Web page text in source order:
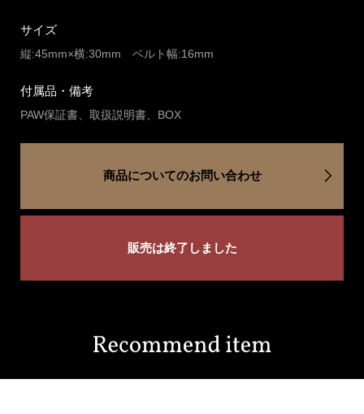
サイズ
縦:45mm×横:30mm ベルト幅:16mm
付属品・備考
PAW保証書、取扱説明書、BOX
商品についてのお問い合わせ
販売は終了しました